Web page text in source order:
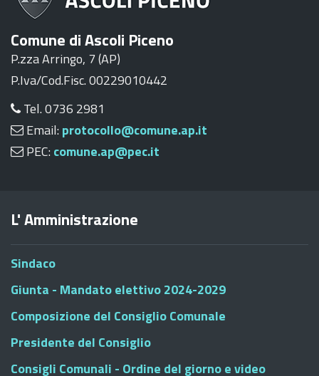
Comune di Ascoli Piceno
P.zza Arringo, 7 (AP)
P.Iva/Cod.Fisc. 00229010442
Tel. 0736 2981
Email: protocollo@comune.ap.it
PEC: comune.ap@pec.it
L' Amministrazione
Sindaco
Giunta - Mandato elettivo 2024-2029
Composizione del Consiglio Comunale
Presidente del Consiglio
Consigli Comunali - Ordine del giorno e video